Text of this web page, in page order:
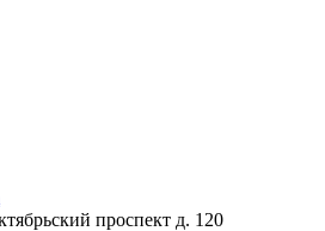
проспект д. 120